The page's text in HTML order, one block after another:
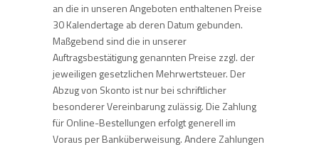
an die in unseren Angeboten enthaltenen Preise
30 Kalendertage ab deren Datum gebunden.
Maßgebend sind die in unserer
Auftragsbestätigung genannten Preise zzgl. der
jeweiligen gesetzlichen Mehrwertsteuer. Der
Abzug von Skonto ist nur bei schriftlicher
besonderer Vereinbarung zulässig. Die Zahlung
für Online-Bestellungen erfolgt generell im
Voraus per Banküberweisung. Andere Zahlungen